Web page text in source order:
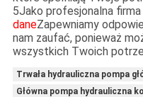
5Jako profesjonalna
daneZapewniamy
nam zaufać, ponieważ
wszystkich Twoich
Trwała hydrauliczna pompa
Główna pompa hydrauliczna